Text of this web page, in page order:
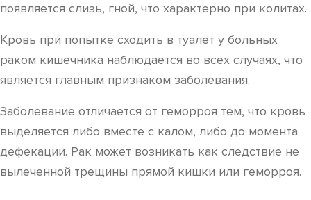
появляется слизь, гной, что характерно при колитах.
Кровь при попытке сходить в туалет у больных
раком кишечника наблюдается во всех случаях, что
является главным признаком заболевания.
Заболевание отличается от геморроя тем, что кровь
выделяется либо вместе с калом, либо до момента
дефекации. Рак может возникать как следствие не
вылеченной трещины прямой кишки или геморроя.